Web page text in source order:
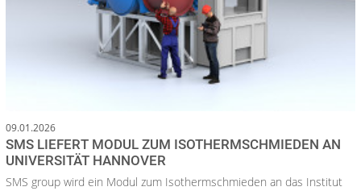
09.01.2026
SMS LIEFERT MODUL ZUM ISOTHERMSCHMIEDEN AN
UNIVERSITÄT HANNOVER
SMS group wird ein Modul zum Isothermschmieden an das Institut